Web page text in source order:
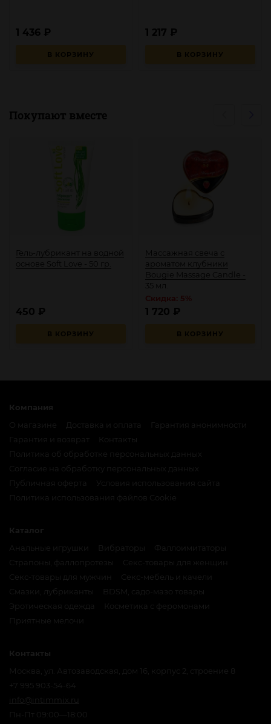
В КОРЗИНУ
1 436 ₽
В КОРЗИНУ
1 217 ₽
Покупают вместе
Гель-лубрикант на водной
В КОРЗИНУ
450 ₽
Массажная свеча с
ароматом клубники
Bougie Massage Candle -
35 мл.
В КОРЗИНУ
1 720 ₽
Компания
О магазине
Доставка и оплата
Гарантия анонимности
Политика об обработке персональных данных
Согласие на обработку персональных данных
Публичная оферта
Условия использования сайта
Политика использования файлов Cookie
Каталог
Анальные игрушки
Вибраторы
Фаллоимитаторы
Страпоны, фаллопротезы
Секс-товары для женщин
Секс-товары для мужчин
Секс-мебель и качели
Смазки, лубриканты
BDSM, садо-мазо товары
Эротическая одежда
Косметика с феромонами
Приятные мелочи
Контакты
Москва, ул. Автозаводская, дом 16, корпус 2, строение 8
+7 995 903-54-64
info@intimmix.ru
Пн-Пт 09:00—18:00